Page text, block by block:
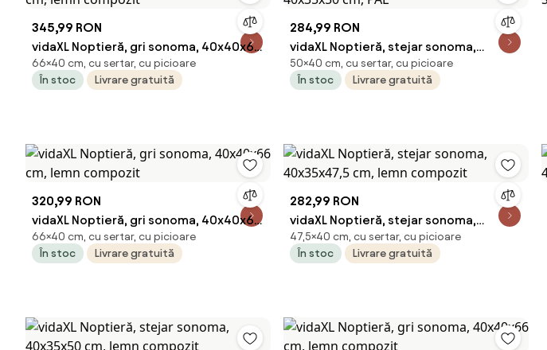
345,99 RON
vidaXL Noptieră, gri sonoma, 40x40x66
cm, lemn compozit
66×40 cm, cu sertar, cu picioare
În stoc
Livrare gratuită
284,99 RON
vidaXL Noptieră, stejar sonoma,
40x35x50 cm, PAL
50×40 cm, cu sertar, cu picioare
În stoc
Livrare gratuită
320,99 RON
vidaXL Noptieră, gri sonoma, 40x40x66
cm, lemn compozit
66×40 cm, cu sertar, cu picioare
În stoc
Livrare gratuită
282,99 RON
vidaXL Noptieră, stejar sonoma,
40x35x47,5 cm, lemn compozit
47,5×40 cm, cu sertar, cu picioare
În stoc
Livrare gratuită